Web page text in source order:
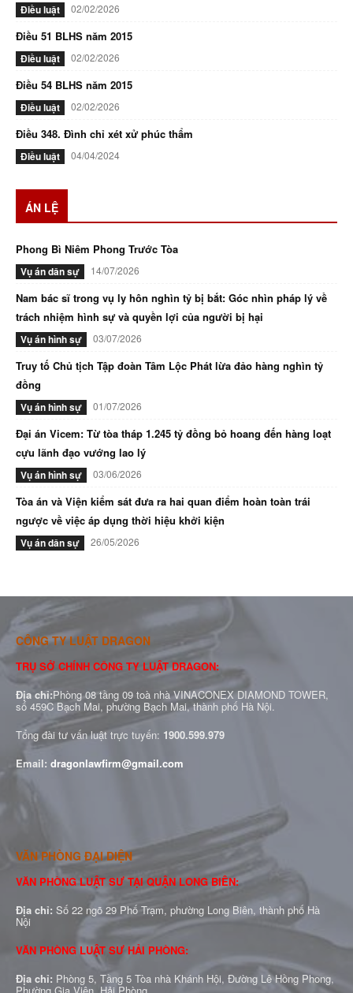
Điều luật 02/02/2026
Điều 51 BLHS năm 2015
Điều luật 02/02/2026
Điều 54 BLHS năm 2015
Điều luật 02/02/2026
Điều 348. Đình chỉ xét xử phúc thẩm
Điều luật 04/04/2024
ÁN LỆ
Phong Bì Niêm Phong Trước Tòa
Vụ án dân sự 14/07/2026
Nam bác sĩ trong vụ ly hôn nghìn tỷ bị bắt: Góc nhìn pháp lý về
trách nhiệm hình sự và quyền lợi của người bị hại
Vụ án hình sự 03/07/2026
Truy tố Chủ tịch Tập đoàn Tâm Lộc Phát lừa đảo hàng nghìn tỷ
đồng
Vụ án hình sự 01/07/2026
Đại án Vicem: Từ tòa tháp 1.245 tỷ đồng bỏ hoang đến hàng loạt
cựu lãnh đạo vướng lao lý
Vụ án hình sự 03/06/2026
Tòa án và Viện kiểm sát đưa ra hai quan điểm hoàn toàn trái
ngược về việc áp dụng thời hiệu khởi kiện
Vụ án dân sự 26/05/2026
CÔNG TY LUẬT DRAGON
TRỤ SỞ CHÍNH CÔNG TY LUẬT DRAGON:
Địa chỉ:Phòng 08 tầng 09 toà nhà VINACONEX DIAMOND TOWER,
số 459C Bạch Mai, phường Bạch Mai, thành phố Hà Nội.
Tổng đài tư vấn luật trực tuyến: 1900.599.979
Email: dragonlawfirm@gmail.com
VĂN PHÒNG ĐẠI DIỆN
VĂN PHÒNG LUẬT SƯ TẠI QUẬN LONG BIÊN:
Địa chỉ: Số 22 ngõ 29 Phố Trạm, phường Long Biên, thành phố Hà
Nội
VĂN PHÒNG LUẬT SƯ HẢI PHÒNG:
Địa chỉ: Phòng 5, Tầng 5 Tòa nhà Khánh Hội, Đường Lê Hồng Phong,